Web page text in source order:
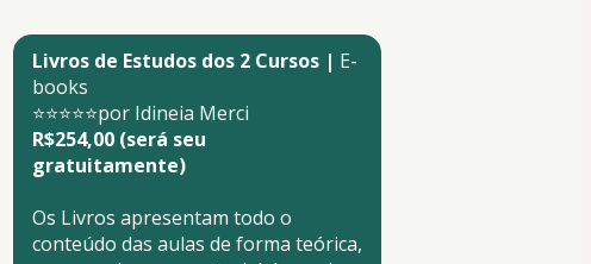
Livros de Estudos dos 2 Cursos | E-
books
⭐⭐⭐⭐⭐por Idineia Merci
R$254,00 (será seu
gratuitamente)
Os Livros apresentam todo o
conteúdo das aulas de forma teórica,